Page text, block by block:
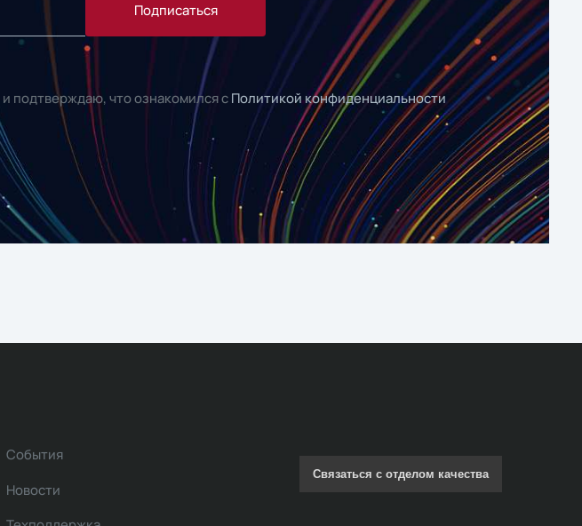
Подписаться
и подтверждаю, что ознакомился с Политикой конфиденциальности
События
Новости
Связаться с отделом качества